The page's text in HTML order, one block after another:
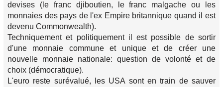
devises (le franc djiboutien, le franc malgache ou les
monnaies des pays de l'ex Empire britannique quand il est
devenu Commonwealth).
Techniquement et politiquement il est possible de sortir
d'une monnaie commune et unique et de créer une
nouvelle monnaie nationale: question de volonté et de
choix (démocratique).
L'euro reste surévalué, les USA sont en train de sauver